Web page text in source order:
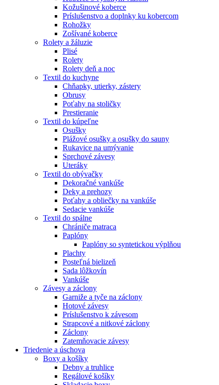
Kožušinové koberce
Príslušenstvo a doplnky ku kobercom
Rohožky
Zošívané koberce
Rolety a žáluzie
Plisé
Rolety
Rolety deň a noc
Textil do kuchyne
Chňapky, utierky, zástery
Obrusy
Poťahy na stoličky
Prestieranie
Textil do kúpeľne
Osušky
Plážové osušky a osušky do sauny
Rukavice na umývanie
Sprchové závesy
Uteráky
Textil do obývačky
Dekoračné vankúše
Deky a prehozy
Poťahy a obliečky na vankúše
Sedacie vankúše
Textil do spálne
Chrániče matraca
Paplóny
Paplóny so syntetickou výplňou
Plachty
Posteľná bielizeň
Sada lôžkovín
Vankúše
Závesy a záclony
Garniže a tyče na záclony
Hotové závesy
Príslušenstvo k závesom
Strapcové a nitkové záclony
Záclony
Zatemňovacie závesy
Triedenie a úschova
Boxy a košíky
Debny a truhlice
Regálové košíky